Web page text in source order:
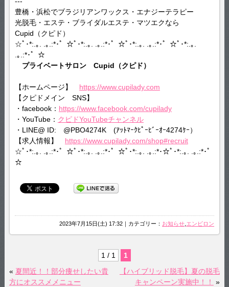
豊橋・浜松でブラジリアンワックス・エナジーテラピー
光脱毛・エステ・ブライダルエステ・マツエクなら
Cupid（クピド）
☆ﾟ･*:.｡. .｡.:*･゜☆ﾟ･*:.｡. .｡.:*･゜☆ﾟ･*:.｡. .｡.:*･゜☆ﾟ･*:.｡.
.｡.:*･゜☆
プライベートサロン Cupid（クピド）
【ホームページ】 https://www.cupilady.com
【クピドメイン SNS】
・facebook： https://www.facebook.com/cupilady
・YouTube： クピドYouTubeチャンネル
・LINE@ ID: @PBO4274K (ｱｯﾄﾏｰｸﾋﾟｰﾋﾞｰｵｰ4274ｹｰ）
【求人情報】 https://www.cupilady.com/shop#recruit
☆ﾟ･*:.｡. .｡.:*･゜☆ﾟ･*:.｡. .｡.:*･゜☆ﾟ･*:.｡. .｡.:*･☆ﾟ･*:.｡. .｡.:*･゜
☆
2023年7月15日(土) 17:32｜カテゴリー： お知らせ エンビロン
1 / 1
1
« 夏間近！！部分痩せしたい貴
方にオススメメニュー
【ハイブリッド脱毛】夏の脱毛
キャンペーン実施中！！
»